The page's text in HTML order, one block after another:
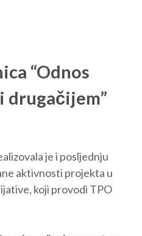
“Odnos
drugačijem”
je i posljednju
aktivnosti projekta u
koji provodi TPO